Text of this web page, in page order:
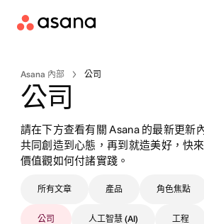
Asana 內部 公司
公司
請在下方查看有關 Asana 的最新更新
共同創造到心態，再到就造美好，快
價值觀如何付諸實踐。
所有文章 產品 角色焦點
公司 人工智慧 (AI) 工程